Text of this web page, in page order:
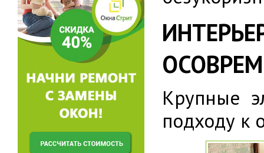
Крупные
подходу к